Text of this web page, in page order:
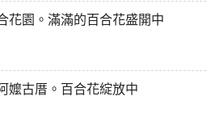
花園。滿滿的百合花盛開中
嬤古厝。百合花綻放中